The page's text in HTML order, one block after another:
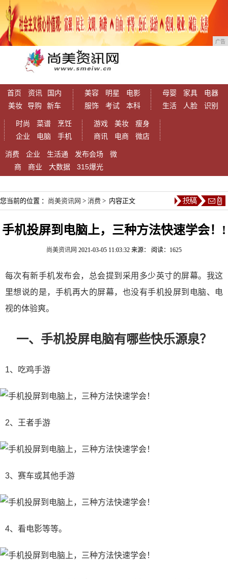
广告
首页 资讯
国内
美妆
导购 新车
美容 明星
电影
服饰
考试 本科
母婴 家具
电器
生活
人脸 识别
时尚 菜谱
烹饪
企业
电脑 手机
游戏 美妆
瘦身
商讯
电商 微店
消费 企业 生活通 发布会场
微
商
商业 大数据 315爆光
您当前的位置 ： 尚美资讯网 > 消费 > 内容正文
手机投屏到电脑上，三种方法快速学会！!
尚美资讯网 2021-03-05 11:03:32 来源： 阅读：1625
每次有新手机发布会，总会提到采用多少英寸的屏幕。我这
里想说的是，手机再大的屏幕，也没有手机投屏到电脑、电
视的体验爽。
一、手机投屏电脑有哪些快乐源泉？
1、吃鸡手游
2、王者手游
3、赛车或其他手游
4、看电影等等。